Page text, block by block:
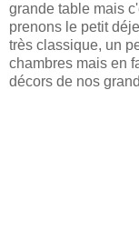
grande table mais
prenons le petit
très classique, un
chambres mais en
décors de nos